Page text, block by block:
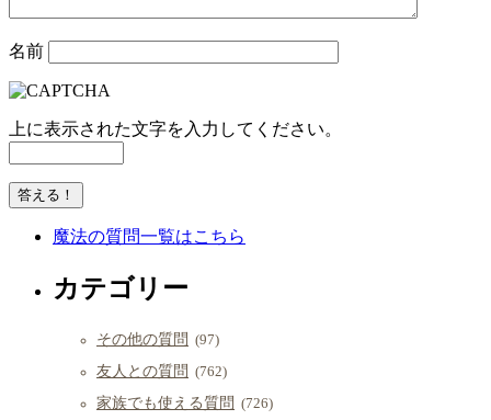
名前
上に表示された文字を入力してください。
魔法の質問一覧はこちら
カテゴリー
その他の質問 (97)
友人との質問 (762)
家族でも使える質問 (726)